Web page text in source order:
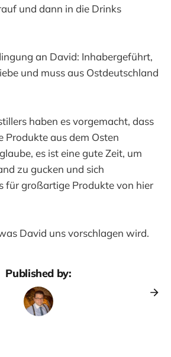
und dann in die Drinks
an David: Inhabergeführt,
und muss aus Ostdeutschland
haben es vorgemacht, dass
Produkte aus dem Osten
es ist eine gute Zeit, um
zu gucken und sich
für großartige Produkte von hier
David uns vorschlagen wird.
Published by: